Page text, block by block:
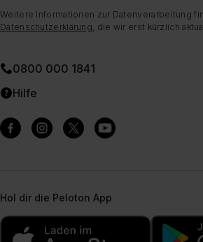
Weitere Informationen zur Datenverarbeitung
Datenschutzerklärung , die wir erst kürzlich
0800 000 1841
Hilfe
Hol dir die Peloton App